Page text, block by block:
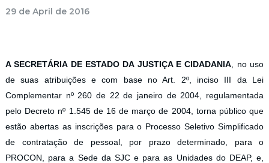
29 de April de 2016
A SECRETÁRIA DE ESTADO DA JUSTIÇA E CIDADANIA , no uso
de suas atribuições e com base no Art. 2º, inciso III da Lei
Complementar nº 260 de 22 de janeiro de 2004, regulamentada
pelo Decreto nº 1.545 de 16 de março de 2004, torna público que
estão abertas as inscrições para o Processo Seletivo Simplificado
de contratação de pessoal, por prazo determinado, para o
PROCON, para a Sede da SJC e para as Unidades do DEAP, e,